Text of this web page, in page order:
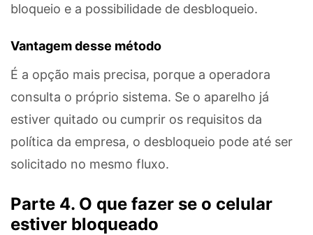
bloqueio e a possibilidade de desbloqueio.
Vantagem desse método
É a opção mais precisa, porque a operadora
consulta o próprio sistema. Se o aparelho já
estiver quitado ou cumprir os requisitos da
política da empresa, o desbloqueio pode até ser
solicitado no mesmo fluxo.
Parte 4. O que fazer se o celular
estiver bloqueado